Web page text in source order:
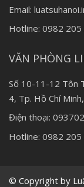
Email:
Hotline: 0982 205
VĂN PHÒNG
Số 10-11-12 Tôn
4, Tp. Hồ Chí
Điện thoại:
Hotline: 0982 205
© Copyright by